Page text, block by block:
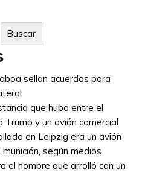
Buscar
sellan acuerdos para
que hubo entre el
y un avión comercial
en Leipzig era un avión
según medios
el hombre que arrolló con un